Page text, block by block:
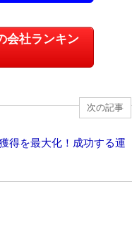
会社ランキン
次の記事
得を最大化！成功する運